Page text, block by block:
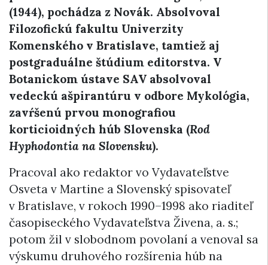
(1944), pochádza z Novák. Absolvoval
Filozofickú fakultu Univerzity
Komenského v Bratislave, tamtiež aj
postgraduálne štúdium editorstva. V
Botanickom ústave SAV absolvoval
vedeckú ašpirantúru v odbore Mykológia,
zavŕšenú prvou monografiou
korticioidných húb Slovenska (Rod
Hyphodontia na Slovensku).
Pracoval ako redaktor vo Vydavateľstve
Osveta v Martine a Slovenský spisovateľ
v Bratislave, v rokoch 1990–1998 ako riaditeľ
časopiseckého Vydavateľstva Živena, a. s.;
potom žil v slobodnom povolaní a venoval sa
výskumu druhového rozšírenia húb na